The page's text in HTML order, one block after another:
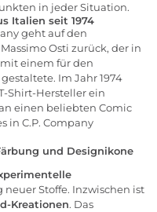
in jeder Situation.
Italien seit 1974
geht auf den
Osti zurück, der in
einem für den
Im Jahr 1974
Shirt-Hersteller ein
einen beliebten Comic
in C.P. Company
und Designikone
Stoffe. Inzwischen ist
Kreationen. Das